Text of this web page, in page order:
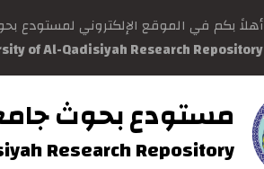
أهلاً بكم في الموقع الإلكتروني لمستودع
of Al-Qadisiyah Research Repository
مستودع بحوث
Research Repository